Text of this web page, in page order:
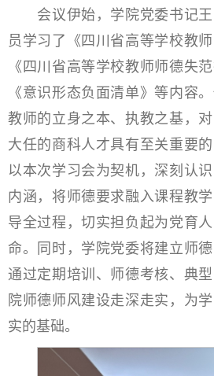
会议伊始，学院党委书记
员学习了《四川省高等学校教
《四川省高等学校教师师德失
《意识形态负面清单》等内容
教师的立身之本、执教之基，
大任的商科人才具有至关重要
以本次学习会为契机，深刻认
内涵，将师德要求融入课程教
导全过程，切实担负起为党育
命。同时，学院党委将建立师德
通过定期培训、师德考核、典
院师德师风建设走深走实，为
实的基础。